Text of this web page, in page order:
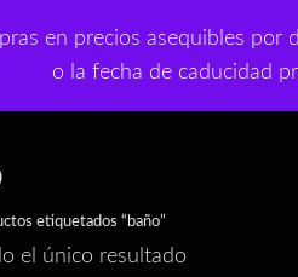
en precios asequibles
o la fecha de caducidad
asequibles
etiquetados “baño”
el único resultado